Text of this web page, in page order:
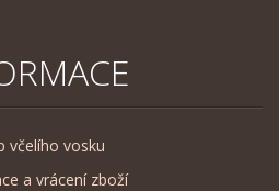
včelího vosku
a vrácení zboží